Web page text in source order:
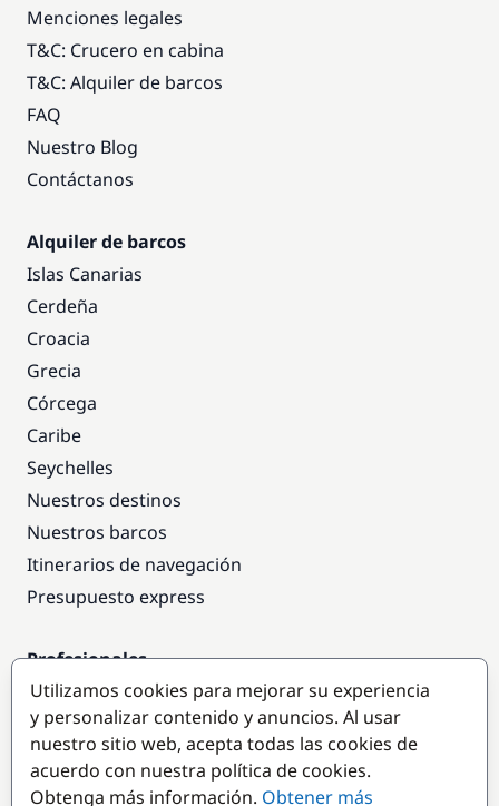
Menciones legales
T&C: Crucero en cabina
T&C: Alquiler de barcos
FAQ
Nuestro Blog
Contáctanos
Alquiler de barcos
Islas Canarias
Cerdeña
Croacia
Grecia
Córcega
Caribe
Seychelles
Nuestros destinos
Nuestros barcos
Itinerarios de navegación
Presupuesto express
Profesionales
Acceso empresas
Colaborar como empresa
Destinos populares
Utilizamos cookies para mejorar su experiencia
y personalizar contenido y anuncios. Al usar
nuestro sitio web, acepta todas las cookies de
acuerdo con nuestra política de cookies.
Obtenga más información. Obtener más